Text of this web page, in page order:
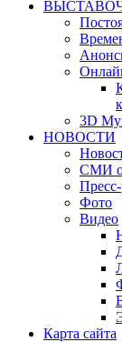
3D
НОВОСТИ
СМИ о
Фото
Видео
Карта сайта